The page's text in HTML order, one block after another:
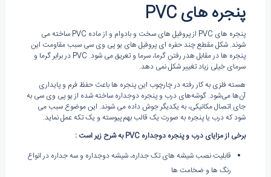
پنجره هایPVC
پنجره های PVC از پروفیل های سخت و بادوام و از ماده PVC ساخته می
شوند. شکل مقطع چند حفره ای پروفیل های یو پی وی سی سبب مقاومت این
پنجره ها در مقابل هدر رفتن گرما، سرما و تعریق می شود. PVC در برابر گرما و
سرمای خیلی زیاد تغییر شکل نمی دهد.
هسته فلزی به کار رفته در چارچوب این پنجره ها باعث حفظ فرم و پایداری
آن‌ها می‌شود. گوشه‌های درب و پنجره دوجداره ساخته شده از یو پی وی سی به
جای اتصال مکانیکی، به یکدیگر جوش داده می شوند. این موضوع سبب می
شود که درب یا پنجره به صورت یک قالب بهم پیوسته و یک تکه عمل نماید.
برخی از مزایای درب و پنجره دوجداره
به شرح زیر است :
قابلیت نصب شیشه های تک جداره، شیشه دوجداره و سه جداره در انواع
رنگ ها و ضخامت ها